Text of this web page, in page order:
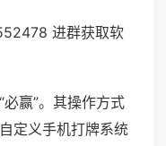
进群获取软
赢”。其操作方式
定义手机打牌系统